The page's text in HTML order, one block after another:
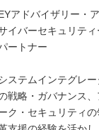
アドバイザリー・
イバーセキュリテ
ートナー
ステムインテグレ
戦略・ガバナンス
ク・セキュリティ